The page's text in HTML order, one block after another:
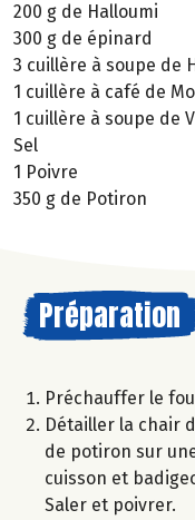
200 g de Halloumi
300 g de épinard
3 cuillère à soupe de
1 cuillère à café de
1 cuillère à soupe de
Sel
1 Poivre
350 g de Potiron
Préparation
Préchauffer le
Détailler la chair
de potiron sur
cuisson et
Saler et poivrer.